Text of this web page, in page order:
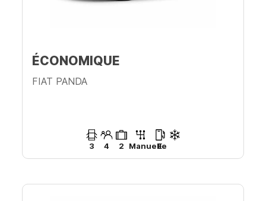
ÉCONOMIQUE
FIAT PANDA
3 4 2 Manuelle
E